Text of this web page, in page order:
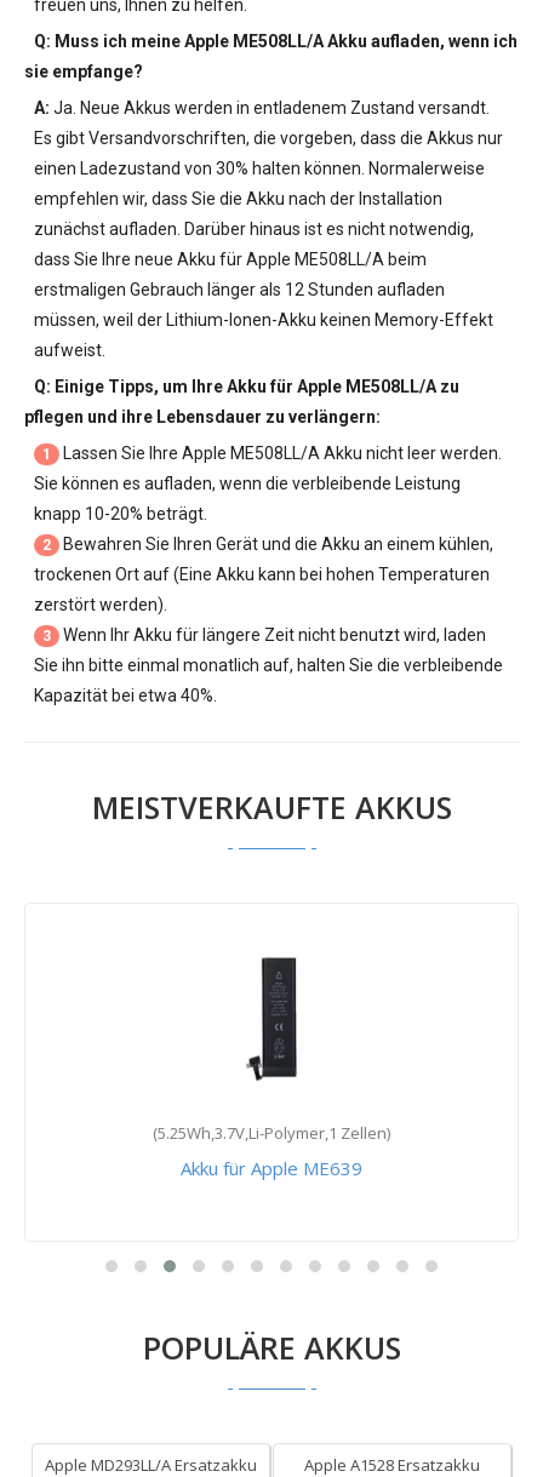
freuen uns, Ihnen zu helfen.
Q: Muss ich meineApple ME508LL/A Akku aufladen, wenn ich
sie empfange?
A: Ja. Neue Akkus werden in entladenem Zustand versandt.
Es gibt Versandvorschriften, die vorgeben, dass die Akkus nur
einen Ladezustand von 30% halten können. Normalerweise
empfehlen wir, dass Sie die Akku nach der Installation
zunächst aufladen. Darüber hinaus ist es nicht notwendig,
dass Sie Ihre neue Akku für Apple ME508LL/A beim
erstmaligen Gebrauch länger als 12 Stunden aufladen
müssen, weil der Lithium-Ionen-Akku keinen Memory-Effekt
aufweist.
Q: Einige Tipps, um IhreAkku für Apple ME508LL/A zu
pflegen und ihre Lebensdauer zu verlängern:
1 Lassen Sie Ihre Apple ME508LL/A Akku nicht leer werden.
Sie können es aufladen, wenn die verbleibende Leistung
knapp 10-20% beträgt.
2
Bewahren Sie Ihren Gerät und die Akku an einem kühlen,
trockenen Ort auf (Eine Akku kann bei hohen Temperaturen
zerstört werden).
3
Wenn Ihr Akku für längere Zeit nicht benutzt wird, laden
Sie ihn bitte einmal monatlich auf, halten Sie die verbleibende
Kapazität bei etwa 40%.
MEISTVERKAUFTE AKKUS
(5.25Wh,3.7V,Li-Polymer,1 Zellen)
Akku für Apple ME639
POPULÄRE AKKUS
Apple MD293LL/A Ersatzakku Apple A1528 Ersatzakku